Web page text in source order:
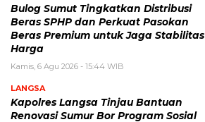
Bulog Sumut Tingkatkan Distribusi
Beras SPHP dan Perkuat Pasokan
Beras Premium untuk Jaga Stabilitas
Harga
Kamis, 6 Agu 2026 - 15:44 WIB
LANGSA
Kapolres Langsa Tinjau Bantuan
Renovasi Sumur Bor Program Sosial